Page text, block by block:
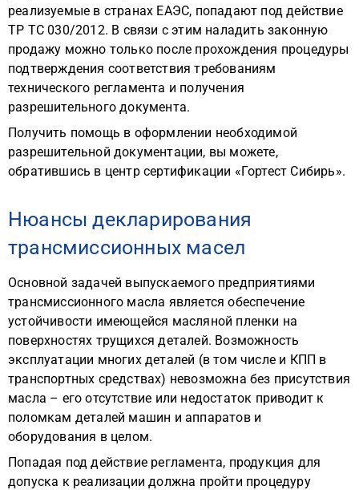
реализуемые в странах ЕАЭС, попадают под действие
ТР ТС 030/2012. В связи с этим наладить законную
продажу можно только после прохождения процедуры
подтверждения соответствия требованиям
технического регламента и получения
разрешительного документа.
Получить помощь в оформлении необходимой
разрешительной документации, вы можете,
обратившись в центр сертификации «Гортест Сибирь».
Нюансы декларирования
трансмиссионных масел
Основной задачей выпускаемого предприятиями
трансмиссионного масла является обеспечение
устойчивости имеющейся масляной пленки на
поверхностях трущихся деталей. Возможность
эксплуатации многих деталей (в том числе и КПП в
транспортных средствах) невозможна без присутствия
масла – его отсутствие или недостаток приводит к
поломкам деталей машин и аппаратов и
оборудования в целом.
Попадая под действие регламента, продукция для
допуска к реализации должна пройти процедуру